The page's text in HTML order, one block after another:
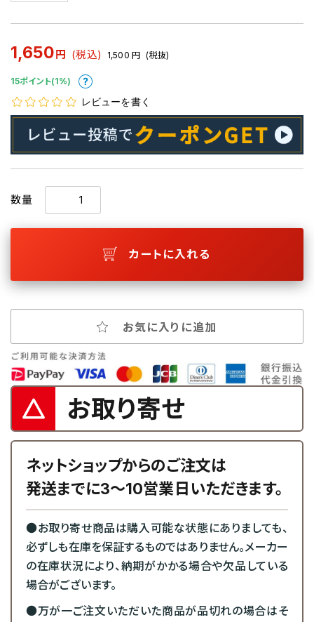
1,650 円 (税込) 1,500 円 (税抜)
15ポイント(1%)
レビューを書く
数量
カートに入れる
お気に入りに追加
お取り寄せ
ネットショップからのご注文は
発送までに3～10営業日いただきます。
●お取り寄せ商品は購入可能な状態にありましても、
必ずしも在庫を保証するものではありません。メーカー
の在庫状況により、納期がかかる場合や欠品している
場合がございます。
●万が一ご注文いただいた商品が品切れの場合はそ